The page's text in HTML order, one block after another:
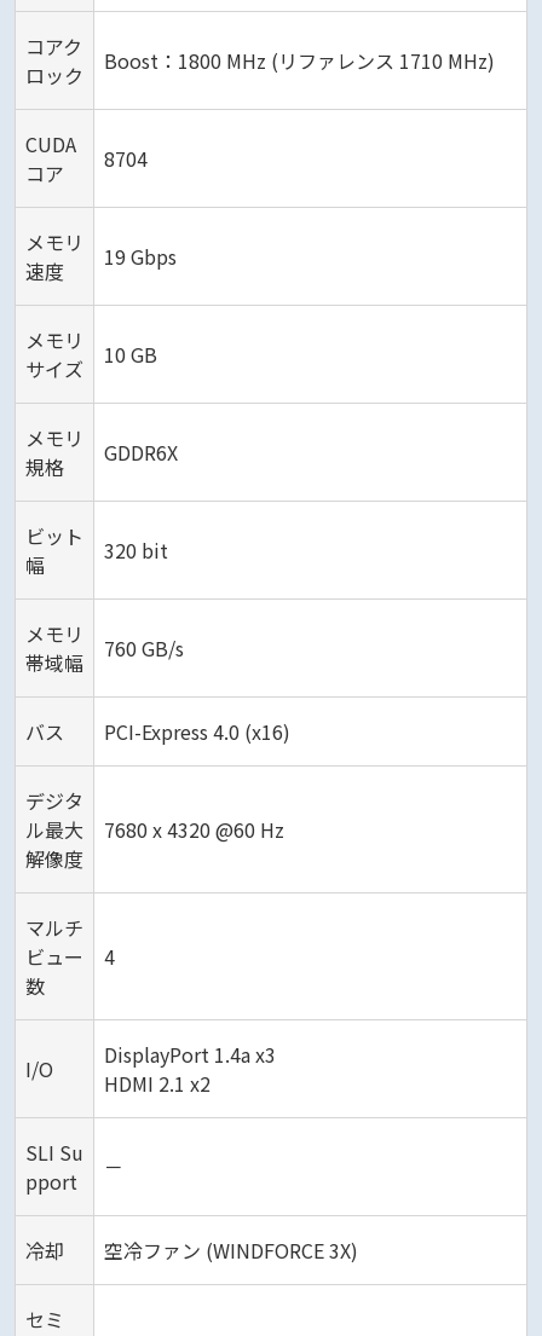
コアク
ロック
Boost：1800 MHz (リファレンス 1710 MHz)
CUDA
コア
8704
メモリ
速度
19 Gbps
メモリ
サイズ
10 GB
メモリ
規格
GDDR6X
ビット
幅
320 bit
メモリ
帯域幅
760 GB/s
バス PCI-Express 4.0 (x16)
デジタ
ル最大
解像度
7680 x 4320 @60 Hz
マルチ
ビュー
数
4
I/O
DisplayPort 1.4a x3
HDMI 2.1 x2
SLI Su
pport
－
冷却 空冷ファン (WINDFORCE 3X)
セミ